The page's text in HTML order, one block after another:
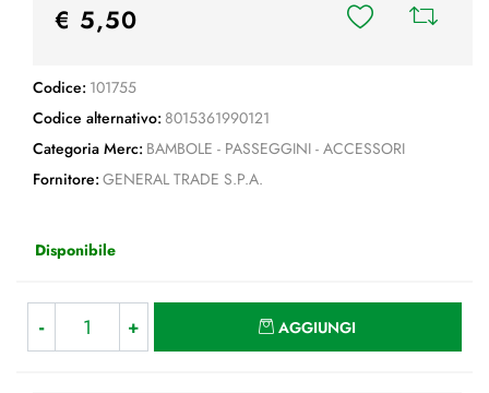
€ 5,50
Codice: 101755
Codice alternativo: 8015361990121
Categoria Merc: BAMBOLE - PASSEGGINI - ACCESSORI
Fornitore: GENERAL TRADE S.P.A.
Disponibile
AGGIUNGI